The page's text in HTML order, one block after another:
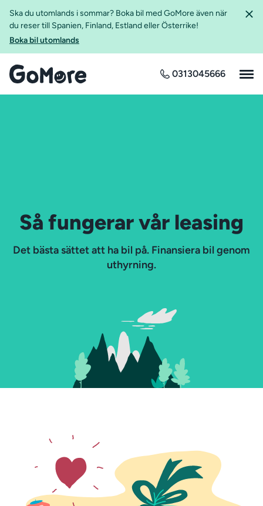
Ska du utomlands i sommar? Boka bil med GoMore även när
du reser till Spanien, Finland, Estland eller Österrike!
Boka bil utomlands
0313045666
Så fungerar vår leasing
Det bästa sättet att ha bil på. Finansiera bil genom
uthyrning.